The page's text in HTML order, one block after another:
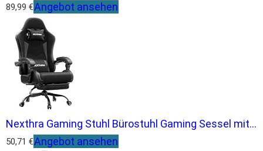
89,99 €Angebot ansehen
Nexthra Gaming Stuhl Bürostuhl Gaming Sessel mit...
50,71 €Angebot ansehen